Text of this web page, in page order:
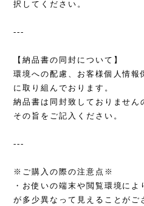
択してください。
---
【納品書の同封について】
環境への配慮、お客様個人情報
に取り組んでおります。
納品書は同封致しておりません
その旨をご記入ください。
---
※ご購入の際の注意点※
・お使いの端末や閲覧環境に
が多少異なって見えることがご